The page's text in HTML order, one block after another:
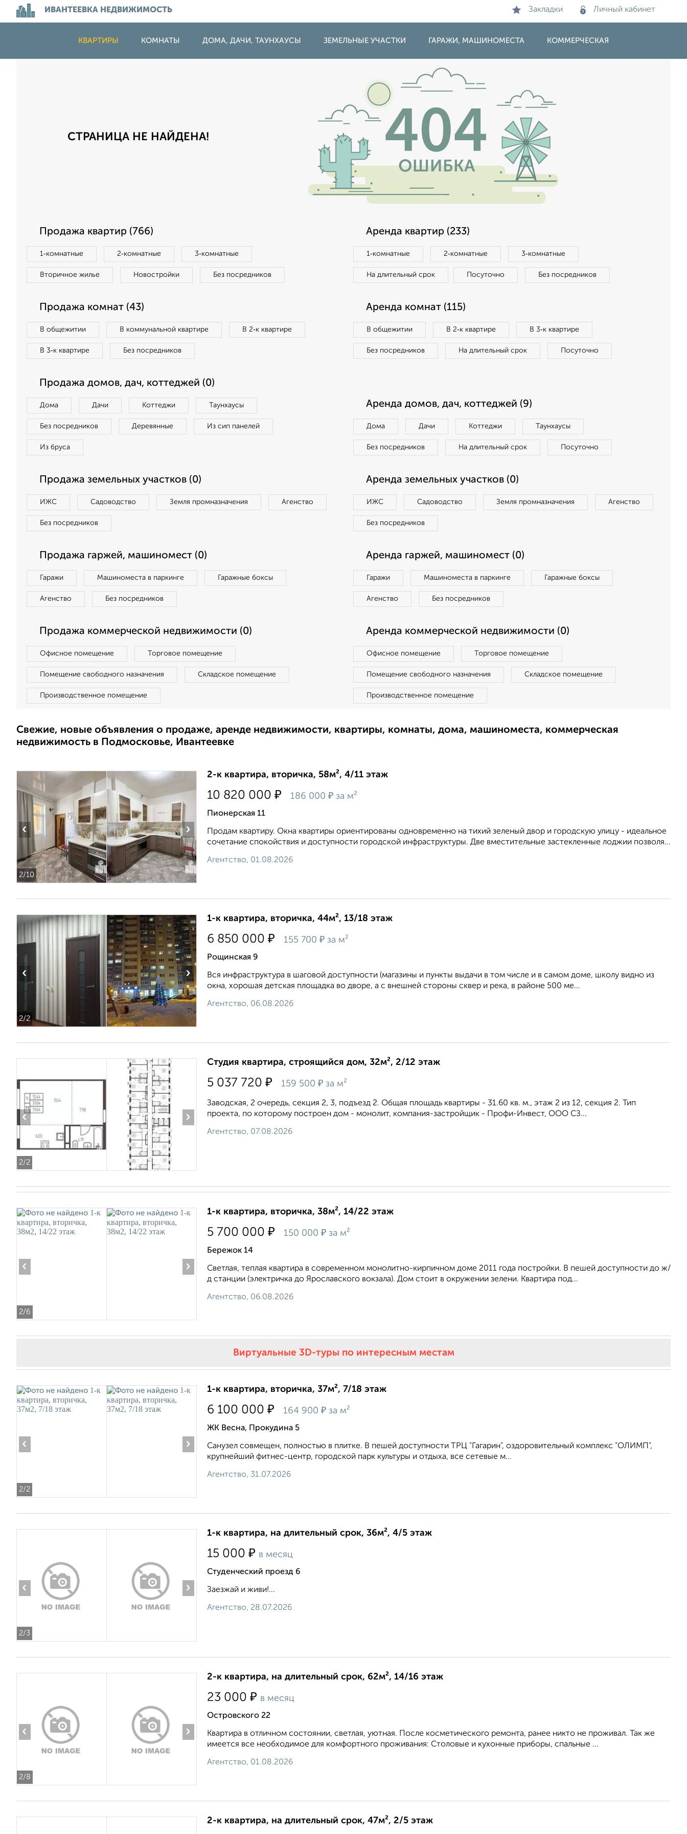
ИВАНТЕЕВКА НЕДВИЖИМОСТЬ Закладки Личный кабинет
КВАРТИРЫ КОМНАТЫ ДОМА, ДАЧИ, ТАУНХАУСЫ ЗЕМЕЛЬНЫЕ УЧАСТКИ ГАРАЖИ, МАШИНОМЕСТА КОММЕРЧЕСКАЯ
СТРАНИЦА НЕ НАЙДЕНА!
Продажа квартир (766)
1‑комнатные 2‑комнатные 3‑комнатные
Вторичное жилье Новостройки Без посредников
Аренда квартир (233)
1‑комнатные 2‑комнатные 3‑комнатные
На длительный срок Посуточно Без посредников
Продажа комнат (43)
В общежитии В коммунальной квартире В 2‑к квартире
В 3‑к квартире Без посредников
Аренда комнат (115)
В общежитии В 2‑к квартире В 3‑к квартире
Без посредников На длительный срок Посуточно
Продажа домов, дач, коттеджей (0)
Дома Дачи Коттеджи Таунхаусы
Без посредников Деревянные Из сип панелей
Из бруса
Аренда домов, дач, коттеджей (9)
Дома Дачи Коттеджи Таунхаусы
Без посредников На длительный срок Посуточно
Продажа земельных участков (0)
ИЖС Садоводство Земля промназначения Агенство
Без посредников
Аренда земельных участков (0)
ИЖС Садоводство Земля промназначения Агенство
Без посредников
Продажа гаржей, машиномест (0)
Гаражи Машиноместа в паркинге Гаражные боксы
Агенство Без посредников
Аренда гаржей, машиномест (0)
Гаражи Машиноместа в паркинге Гаражные боксы
Агенство Без посредников
Продажа коммерческой недвижимости (0)
Офисное помещение Торговое помещение
Помещение свободного назначения Складское помещение
Производственное помещение
Аренда коммерческой недвижимости (0)
Офисное помещение Торговое помещение
Помещение свободного назначения Складское помещение
Производственное помещение
Свежие, новые объявления о продаже, аренде недвижимости, квартиры, комнаты, дома, машиноместа, коммерческая
недвижимость в Подмосковье, Ивантеевке
2/10
‹ ›
2-к квартира, вторичка, 58м², 4/11 этаж
10 820 000 ₽ 186 000 ₽ за м²
Пионерская 11
Продам квартиру. Окна квартиры ориентированы одновременно на тихий зеленый двор и городскую улицу - идеальное
сочетание спокойствия и доступности городской инфраструктуры. Две вместительные застекленные лоджии позволя...
Агентство, 01.08.2026
2/2
‹ ›
1-к квартира, вторичка, 44м², 13/18 этаж
6 850 000 ₽ 155 700 ₽ за м²
Рощинская 9
Вся инфраструктура в шаговой доступности (магазины и пункты выдачи в том числе и в самом доме, школу видно из
окна, хорошая детская площадка во дворе, а с внешней стороны сквер и река, в районе 500 ме...
Агентство, 06.08.2026
2/2
‹ ›
Студия квартира, строящийся дом, 32м², 2/12 этаж
5 037 720 ₽ 159 500 ₽ за м²
Заводская, 2 очередь, секция 2, 3, подъезд 2. Общая площадь квартиры - 31.60 кв. м., этаж 2 из 12, секция 2. Тип
проекта, по которому построен дом - монолит, компания-застройщик - Профи-Инвест, ООО СЗ...
Агентство, 07.08.2026
2/6
‹ ›
1-к квартира, вторичка, 38м², 14/22 этаж
5 700 000 ₽ 150 000 ₽ за м²
Бережок 14
Светлая, теплая квартира в современном монолитно-кирпичном доме 2011 года постройки. В пешей доступности до ж/
д станции (электричка до Ярославского вокзала). Дом стоит в окружении зелени. Квартира под...
Агентство, 06.08.2026
Виртуальные 3D-туры по интересным местам
2/2
‹ ›
1-к квартира, вторичка, 37м², 7/18 этаж
6 100 000 ₽ 164 900 ₽ за м²
ЖК Весна, Прокудина 5
Санузел совмещен, полностью в плитке. В пешей доступности ТРЦ "Гагарин", оздоровительный комплекс "ОЛИМП",
крупнейший фитнес-центр, городской парк культуры и отдыха, все сетевые м...
Агентство, 31.07.2026
2/3
‹ ›
1-к квартира, на длительный срок, 36м², 4/5 этаж
15 000 ₽ в месяц
Студенческий проезд 6
Заезжай и живи!...
Агентство, 28.07.2026
2/8
‹ ›
2-к квартира, на длительный срок, 62м², 14/16 этаж
23 000 ₽ в месяц
Островского 22
Квартира в отличном состоянии, светлая, уютная. После косметического ремонта, ранее никто не проживал. Так же
имеется все необходимое для комфортного проживания: Столовые и кухонные приборы, спальные ...
Агентство, 01.08.2026
2-к квартира, на длительный срок, 47м², 2/5 этаж